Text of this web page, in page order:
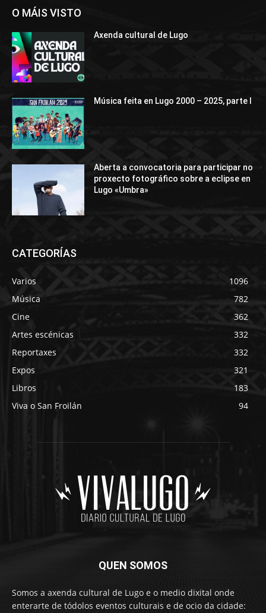
O MÁIS VISTO
Axenda cultural de Lugo
Música feita en Lugo 2000 – 2025, parte I
Aberta a convocatoria para participar no
proxecto fotográfico sobre a eclipse en
Lugo «Umbra»
CATEGORÍAS
Varios
1096
Música
782
Cine
362
Artes escénicas
332
Reportaxes
332
Expos
321
Libros
183
Viva o San Froilán
94
QUEN SOMOS
Somos a axenda cultural de Lugo e o medio dixital onde
enterarte de tódolos eventos culturais e de ocio da cidade: